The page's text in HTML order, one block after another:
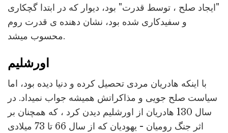
"ایجاد صلح ، توسط قدرت" بود، دیوار که در ابتدا گچکاری
و سفیدکاری شده بود، نشان دهنده ی قدرت روم
محسوب میشد.
اورشلیم
با اینکه هادریان مردی تحصیل کرده و دنیا دیده بود، اما
سیاست صلح جویی و مذاکراتش همیشه جواب نمیداد. در
سال 130 هادریان از اورشلیم دیدن کرد ، که همچنان بر
اثر جنگ رومیان - یهودیان که از سال 66 تا 73 میلادی